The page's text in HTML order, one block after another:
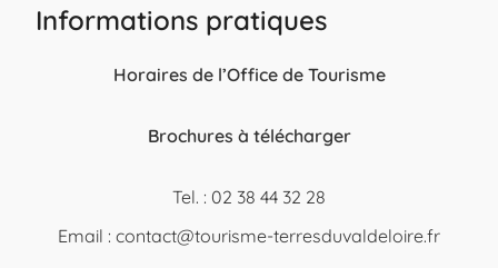
Informations pratiques
Horaires de l’Office de Tourisme
Brochures à télécharger
Tel. : 02 38 44 32 28
Email : contact@tourisme-terresduvaldeloire.fr